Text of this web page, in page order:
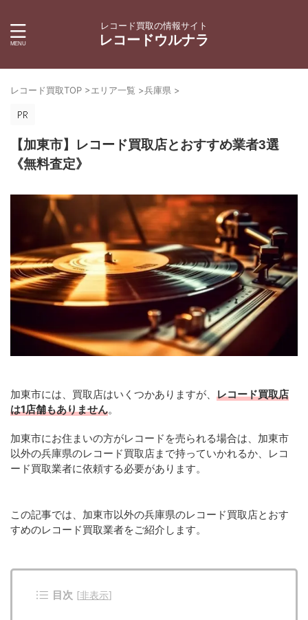
レコード買取の情報サイト
レコードウルナラ
レコード買取TOP >エリア一覧 >兵庫県 >
【加東市】レコード買取店とおすすめ業者3選
《無料査定》
加東市には、買取店はいくつかありますが、 レコード買取店
は1店舗もありません。
加東市にお住まいの方がレコードを売られる場合は、加東市
以外の兵庫県のレコード買取店まで持っていかれるか、レコ
ード買取業者に依頼する必要があります。
この記事では、加東市以外の兵庫県のレコード買取店とおす
すめのレコード買取業者をご紹介します。
目次 [非表示]